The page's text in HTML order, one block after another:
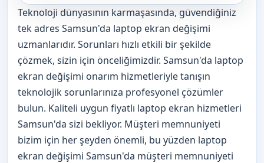
Teknoloji dünyasının karmaşasında, güvendiğiniz
tek adres Samsun'da laptop ekran değişimi
uzmanlarıdır. Sorunları hızlı etkili bir şekilde
çözmek, sizin için önceliğimizdir. Samsun'da laptop
ekran değişimi onarım hizmetleriyle tanışın
teknolojik sorunlarınıza profesyonel çözümler
bulun. Kaliteli uygun fiyatlı laptop ekran hizmetleri
Samsun'da sizi bekliyor. Müşteri memnuniyeti
bizim için her şeyden önemli, bu yüzden laptop
ekran değişimi Samsun'da müşteri memnuniyeti